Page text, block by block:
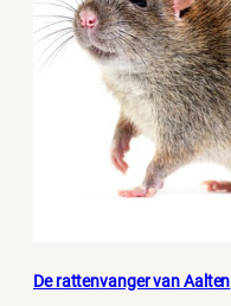
De rattenvanger van Aalten